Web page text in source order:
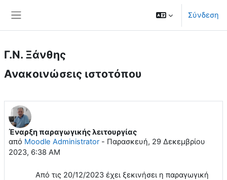
Σύνδεση
Γ.Ν. Ξάνθης
Ανακοινώσεις ιστοτόπου
Έναρξη παραγωγικής λειτουργίας
από Moodle Administrator- Παρασκευή, 29 Δεκεμβρίου
2023, 6:38 AM
Από τις 20/12/2023 έχει ξεκινήσει η παραγωγική